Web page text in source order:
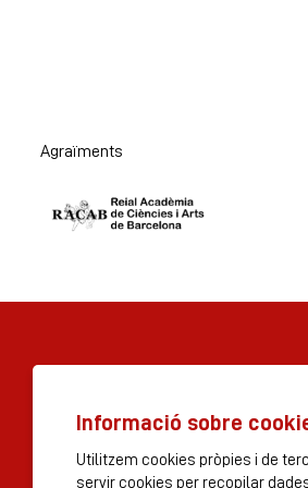
Agraïments
Rambla dels Estudis, 115
Informació sobre
Utilitzem cookies pròpies i de
servir cookies per recopilar